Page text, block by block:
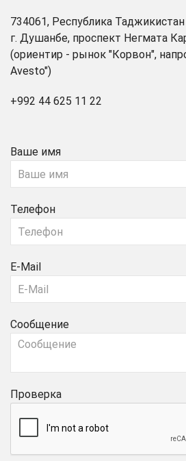
734061, Республика Таджикистан
г. Душанбе, проспект Негмата
(ориентир - рынок "Корвон",
Avesto")
+992 44 625 11 22
Ваше имя
Телефон
E-Mail
Сообщение
Проверка